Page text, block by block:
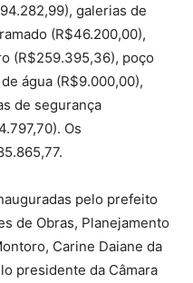
galerias de
(R$46.200,00),
(R$259.395,36), poço
água (R$9.000,00),
de segurança
Os
pelo prefeito
de Obras, Planejamento
Carine Daiane da
presidente da Câmara